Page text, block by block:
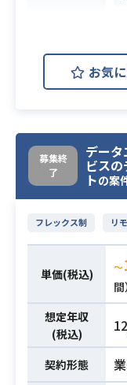
業務内容
お気
募集終
了
デー
ビス
トの案
フレックス制 リ
単価(税込) 〜
間
想定年収
(税込)
契約形態